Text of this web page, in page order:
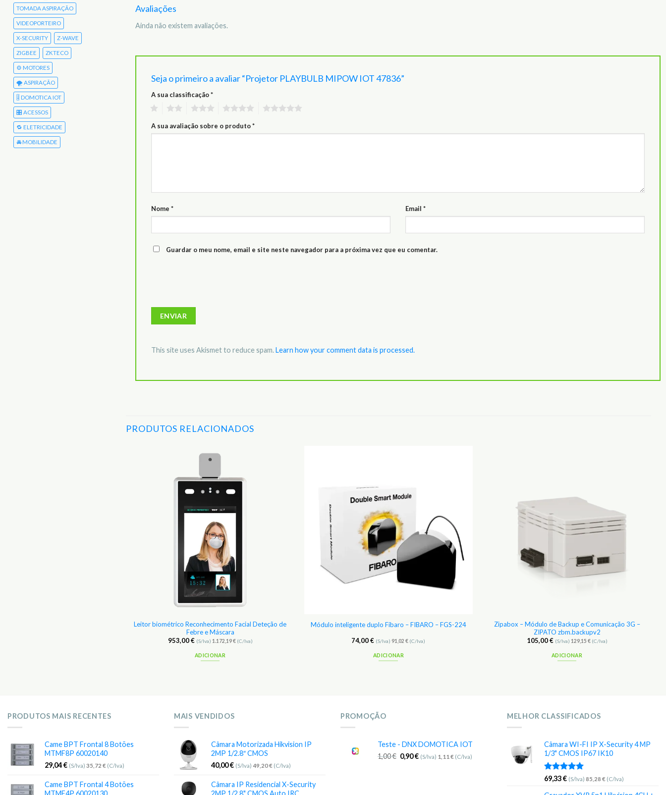
TOMADA ASPIRAÇÃO
VIDEOPORTEIRO
X-SECURITY Z-WAVE
ZIGBEE ZKTECO
⚙️ MOTORES
🌪️ ASPIRAÇÃO
🎚️ DOMOTICA IOT
🎛️ ACESSOS
🔁 ELETRICIDADE
🚘 MOBILIDADE
Avaliações
Ainda não existem avaliações.
Seja o primeiro a avaliar “Projetor PLAYBULB MIPOW IOT 47836”
A sua classificação*
A sua avaliação sobre o produto*
Nome * Email *
Guardar o meu nome, email e site neste navegador para a próxima vez que eu comentar.
This site uses Akismet to reduce spam.Learn how your comment data is processed.
PRODUTOS RELACIONADOS
Leitor biométrico Reconhecimento Facial Deteção de
Febre e Máscara
953,00€ (S/Iva) 1.172,19€(C/Iva)
ADICIONAR
Módulo inteligente duplo Fibaro – FIBARO – FGS-224
74,00€ (S/Iva)91,02€ (C/Iva)
ADICIONAR
Zipabox – Módulo de Backup e Comunicação 3G –
ZIPATO zbm.backupv2
105,00€ (S/Iva) 129,15 €(C/Iva)
ADICIONAR
PRODUTOS MAIS RECENTES
Came BPT Frontal 8 Botões
MTMF8P 60020140
29,04€ (S/Iva) 35,72 € (C/Iva)
Came BPT Frontal 4 Botões
MAIS VENDIDOS
Câmara Motorizada Hikvision IP
2MP 1/2.8″ CMOS
40,00€ (S/Iva) 49,20€ (C/Iva)
Câmara IP Residencial X-Security
PROMOÇÃO
Teste - DNX DOMOTICA IOT
1,00€ 0,90€ (S/Iva) 1,11€ (C/Iva)
MELHOR CLASSIFICADOS
Câmara WI-FI IP X-Security 4 MP
1/3" CMOS IP67 IK10
Avaliação
69,33€ (S/Iva) 85,28 € (C/Iva)